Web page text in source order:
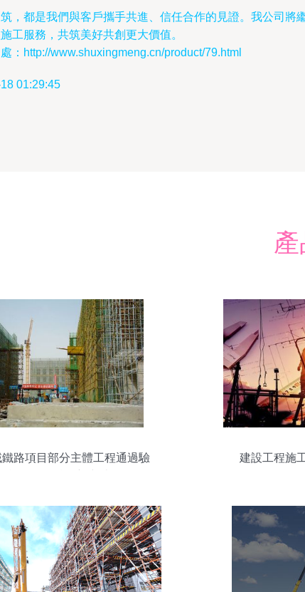
，都是我們與客戶攜手共進、信任合作的見證。我公司
工服務，共筑美好共創更大價值。
：http://www.shuxingmeng.cn/product/79.html
01:29:45
路項目部分主體工程通過驗
建設工程施